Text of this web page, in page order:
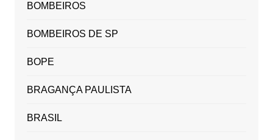
BOMBEIROS
BOMBEIROS DE SP
BOPE
BRAGANÇA PAULISTA
BRASIL